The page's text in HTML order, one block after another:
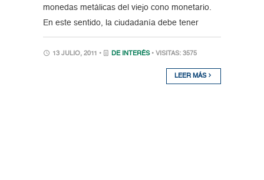
monedas metálicas del viejo cono monetario.
En este sentido, la ciudadanía debe tener
13 JULIO, 2011 • DE INTERÉS • VISITAS: 3575
LEER MÁS